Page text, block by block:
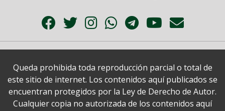
Queda prohibida toda reproducción parcial o total de
este sitio de internet. Los contenidos aquí publicados se
encuentran protegidos por la Ley de Derecho de Autor.
Cualquier copia no autorizada de los contenidos aquí